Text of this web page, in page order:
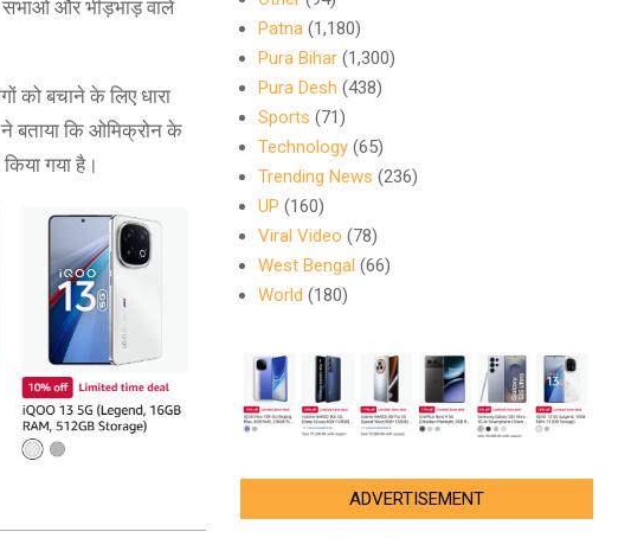
और भीड़भाड़ वाले
को बचाने के लिए धारा
ने बताया कि ओमिक्रोन के
गया है।
Patna(1,180)
Pura Bihar(1,300)
Pura Desh (438)
Sports (71)
Technology(65)
Trending News (236)
UP (160)
Viral Video (78)
West Bengal (66)
World (180)
ADVERTISEMENT